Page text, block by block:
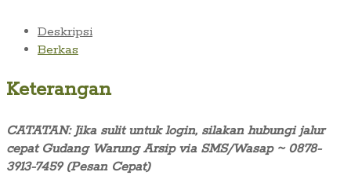
Deskripsi
Berkas
Keterangan
CATATAN: Jika sulit untuk login, silakan hubungi jalur
cepat Gudang Warung Arsip via SMS/Wasap ~ 0878-
3913-7459 (Pesan Cepat)